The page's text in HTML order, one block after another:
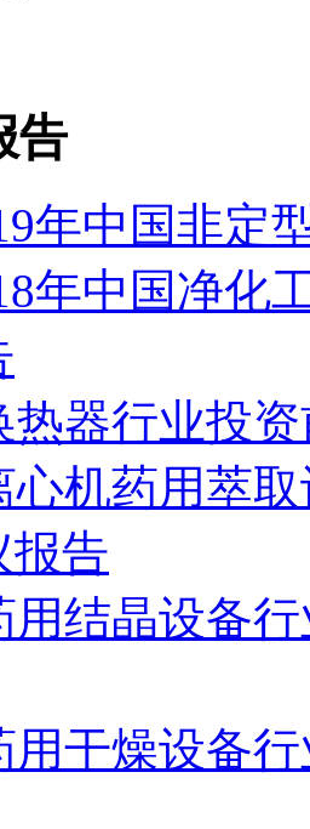
告
年中国非定
年中国净化
热器行业投
心机药用萃
报告
用结晶设备
用干燥设备